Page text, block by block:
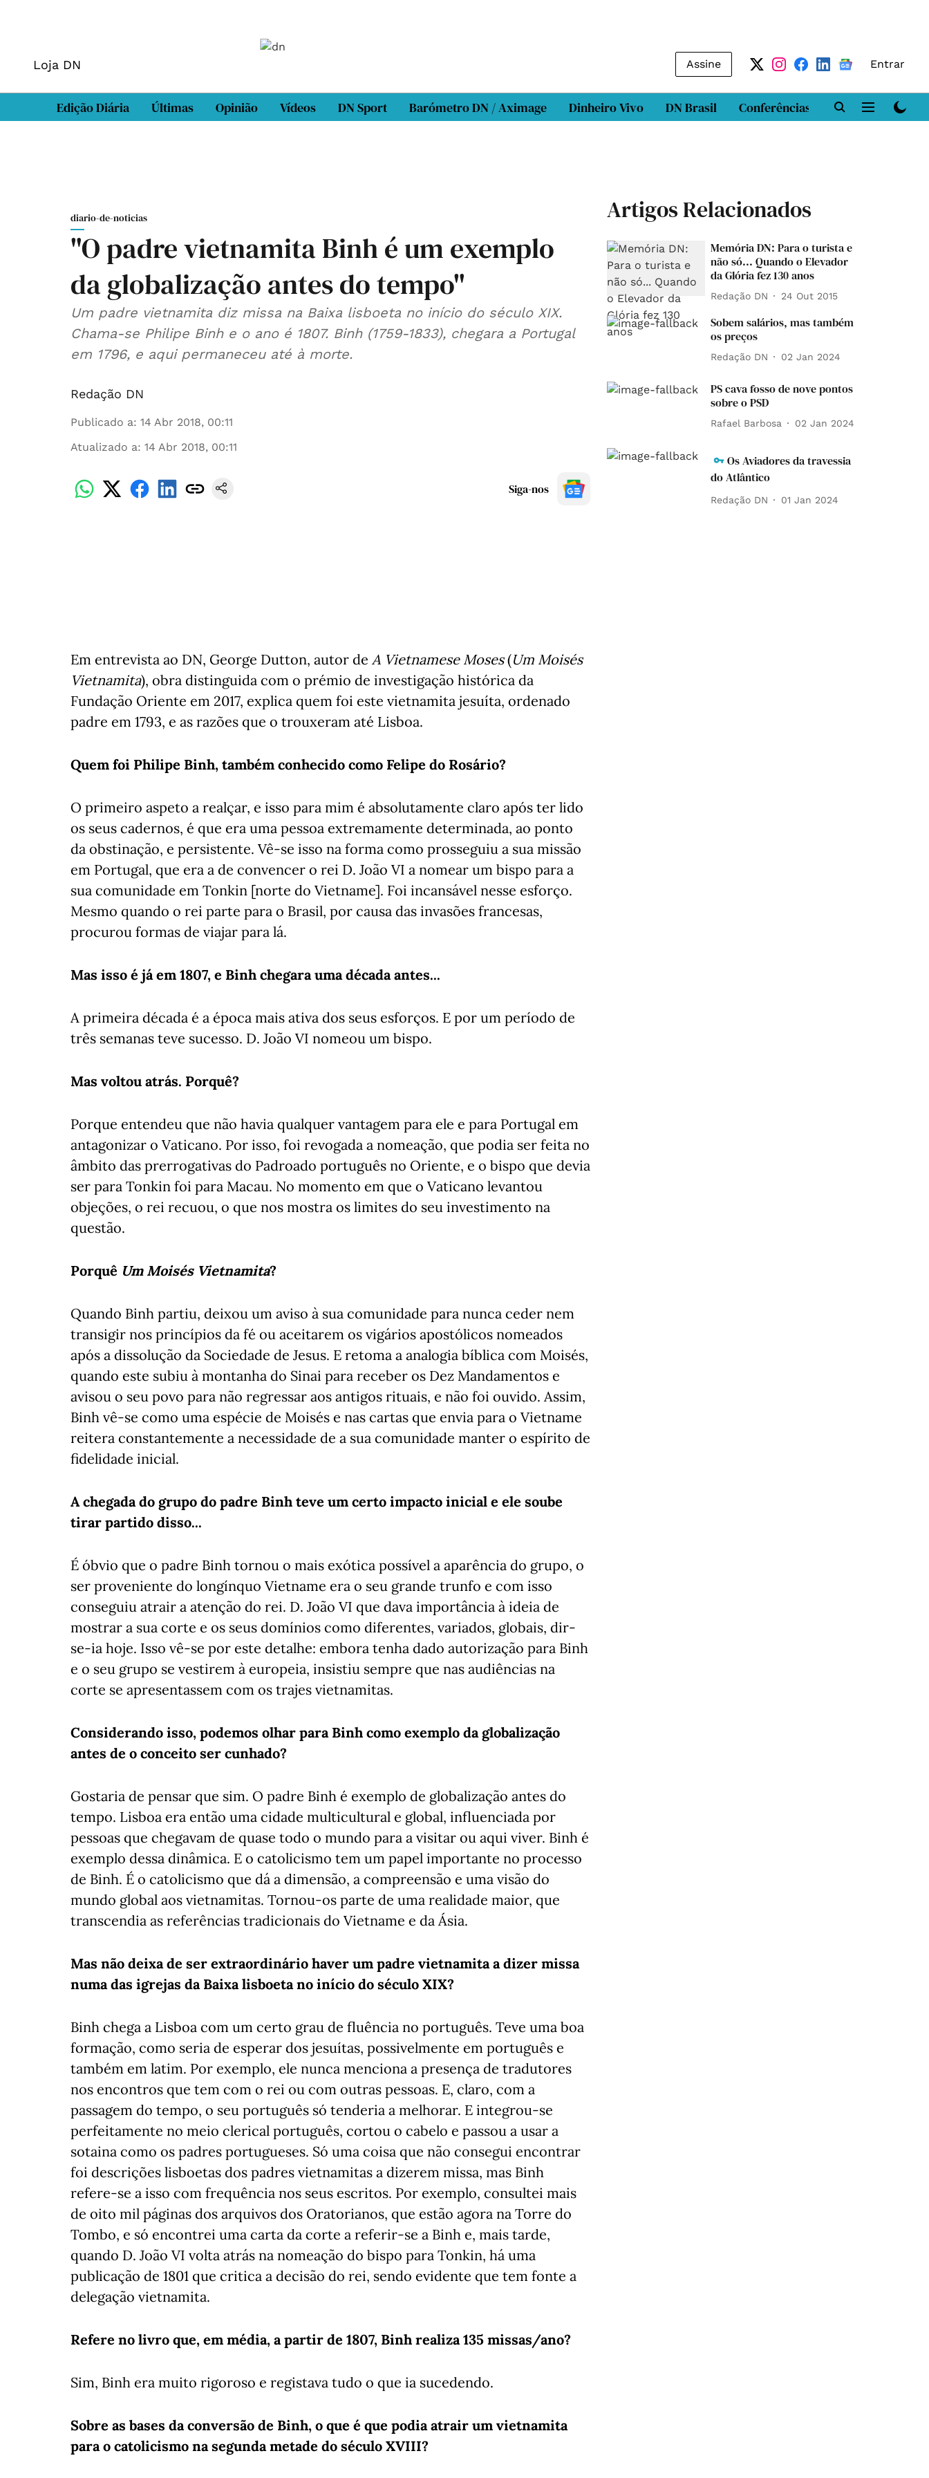
Loja DN Assine Entrar
Edição Diária Últimas Opinião Vídeos DN Sport Barómetro DN / Aximage Dinheiro Vivo DN Brasil Conferências DN LAB
diario-de-noticias
"O padre vietnamita Binh é um exemplo
da globalização antes do tempo"
Um padre vietnamita diz missa na Baixa lisboeta no início do século XIX.
Chama-se Philipe Binh e o ano é 1807. Binh (1759-1833), chegara a Portugal
em 1796, e aqui permaneceu até à morte.
Redação DN
Publicado a: 14 Abr 2018, 00:11
Atualizado a: 14 Abr 2018, 00:11
Siga-nos
Em entrevista ao DN, George Dutton, autor de A Vietnamese Moses(Um Moisés
Vietnamita), obra distinguida com o prémio de investigação histórica da
Fundação Oriente em 2017, explica quem foi este vietnamita jesuíta, ordenado
padre em 1793, e as razões que o trouxeram até Lisboa.
Quem foi Philipe Binh, também conhecido como Felipe do Rosário?
O primeiro aspeto a realçar, e isso para mim é absolutamente claro após ter lido
os seus cadernos, é que era uma pessoa extremamente determinada, ao ponto
da obstinação, e persistente. Vê-se isso na forma como prosseguiu a sua missão
em Portugal, que era a de convencer o rei D. João VI a nomear um bispo para a
sua comunidade em Tonkin [norte do Vietname]. Foi incansável nesse esforço.
Mesmo quando o rei parte para o Brasil, por causa das invasões francesas,
procurou formas de viajar para lá.
Mas isso é já em 1807, e Binh chegara uma década antes...
A primeira década é a época mais ativa dos seus esforços. E por um período de
três semanas teve sucesso. D. João VI nomeou um bispo.
Mas voltou atrás. Porquê?
Porque entendeu que não havia qualquer vantagem para ele e para Portugal em
antagonizar o Vaticano. Por isso, foi revogada a nomeação, que podia ser feita no
âmbito das prerrogativas do Padroado português no Oriente, e o bispo que devia
ser para Tonkin foi para Macau. No momento em que o Vaticano levantou
objeções, o rei recuou, o que nos mostra os limites do seu investimento na
questão.
Porquê Um Moisés Vietnamita?
Quando Binh partiu, deixou um aviso à sua comunidade para nunca ceder nem
transigir nos princípios da fé ou aceitarem os vigários apostólicos nomeados
após a dissolução da Sociedade de Jesus. E retoma a analogia bíblica com Moisés,
quando este subiu à montanha do Sinai para receber os Dez Mandamentos e
avisou o seu povo para não regressar aos antigos rituais, e não foi ouvido. Assim,
Binh vê-se como uma espécie de Moisés e nas cartas que envia para o Vietname
reitera constantemente a necessidade de a sua comunidade manter o espírito de
fidelidade inicial.
A chegada do grupo do padre Binh teve um certo impacto inicial e ele soube
tirar partido disso...
É óbvio que o padre Binh tornou o mais exótica possível a aparência do grupo, o
ser proveniente do longínquo Vietname era o seu grande trunfo e com isso
conseguiu atrair a atenção do rei. D. João VI que dava importância à ideia de
mostrar a sua corte e os seus domínios como diferentes, variados, globais, dir-
se-ia hoje. Isso vê-se por este detalhe: embora tenha dado autorização para Binh
e o seu grupo se vestirem à europeia, insistiu sempre que nas audiências na
corte se apresentassem com os trajes vietnamitas.
Considerando isso, podemos olhar para Binh como exemplo da globalização
antes de o conceito ser cunhado?
Gostaria de pensar que sim. O padre Binh é exemplo de globalização antes do
tempo. Lisboa era então uma cidade multicultural e global, influenciada por
pessoas que chegavam de quase todo o mundo para a visitar ou aqui viver. Binh é
exemplo dessa dinâmica. E o catolicismo tem um papel importante no processo
de Binh. É o catolicismo que dá a dimensão, a compreensão e uma visão do
mundo global aos vietnamitas. Tornou-os parte de uma realidade maior, que
transcendia as referências tradicionais do Vietname e da Ásia.
Mas não deixa de ser extraordinário haver um padre vietnamita a dizer missa
numa das igrejas da Baixa lisboeta no início do século XIX?
Binh chega a Lisboa com um certo grau de fluência no português. Teve uma boa
formação, como seria de esperar dos jesuítas, possivelmente em português e
também em latim. Por exemplo, ele nunca menciona a presença de tradutores
nos encontros que tem com o rei ou com outras pessoas. E, claro, com a
passagem do tempo, o seu português só tenderia a melhorar. E integrou-se
perfeitamente no meio clerical português, cortou o cabelo e passou a usar a
sotaina como os padres portugueses. Só uma coisa que não consegui encontrar
foi descrições lisboetas dos padres vietnamitas a dizerem missa, mas Binh
refere-se a isso com frequência nos seus escritos. Por exemplo, consultei mais
de oito mil páginas dos arquivos dos Oratorianos, que estão agora na Torre do
Tombo, e só encontrei uma carta da corte a referir-se a Binh e, mais tarde,
quando D. João VI volta atrás na nomeação do bispo para Tonkin, há uma
publicação de 1801 que critica a decisão do rei, sendo evidente que tem fonte a
delegação vietnamita.
Refere no livro que, em média, a partir de 1807, Binh realiza 135 missas/ano?
Sim, Binh era muito rigoroso e registava tudo o que ia sucedendo.
Sobre as bases da conversão de Binh, o que é que podia atrair um vietnamita
para o catolicismo na segunda metade do século XVIII?
Artigos Relacionados
Memória DN: Para o turista e
não só... Quando o Elevador
da Glória fez 130 anos
Redação DN 24 Out 2015
Sobem salários, mas também
os preços
Redação DN 02 Jan 2024
PS cava fosso de nove pontos
sobre o PSD
Rafael Barbosa 02 Jan 2024
Os Aviadores da travessia
do Atlântico
Redação DN 01 Jan 2024